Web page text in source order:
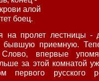
алой
боец.
на пролет лестницы -
бывшую приемную.
Слово, впервые
за этой комнатой
первого русского